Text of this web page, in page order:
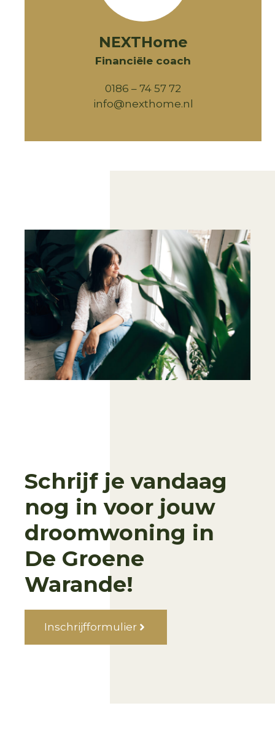
NEXTHome
Financiële coach
0186 – 74 57 72
info@nexthome.nl
Schrijf je vandaag
nog in voor jouw
droomwoning in
De Groene
Warande!
Inschrijfformulier